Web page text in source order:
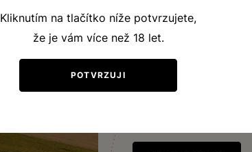
vinic, do kterého se
vinici. Leží tři
teplot v létě – horké
Kliknutím na tlačítko níže potvrzujete,
že je vám více než 18 let.
POTVRZUJI